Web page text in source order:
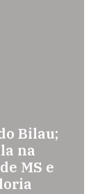
São
e
a partir
Bilau;
na
MS e
cara